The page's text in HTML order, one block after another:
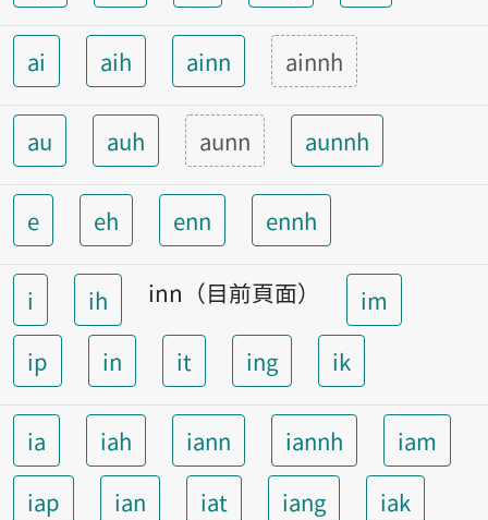
ai aih ainn ainnh
au auh aunn aunnh
e eh enn ennh
i ih inn（目前頁面）
im
ip
in it ing ik
ia iah iann iannh
iam
iap
ian iat iang iak